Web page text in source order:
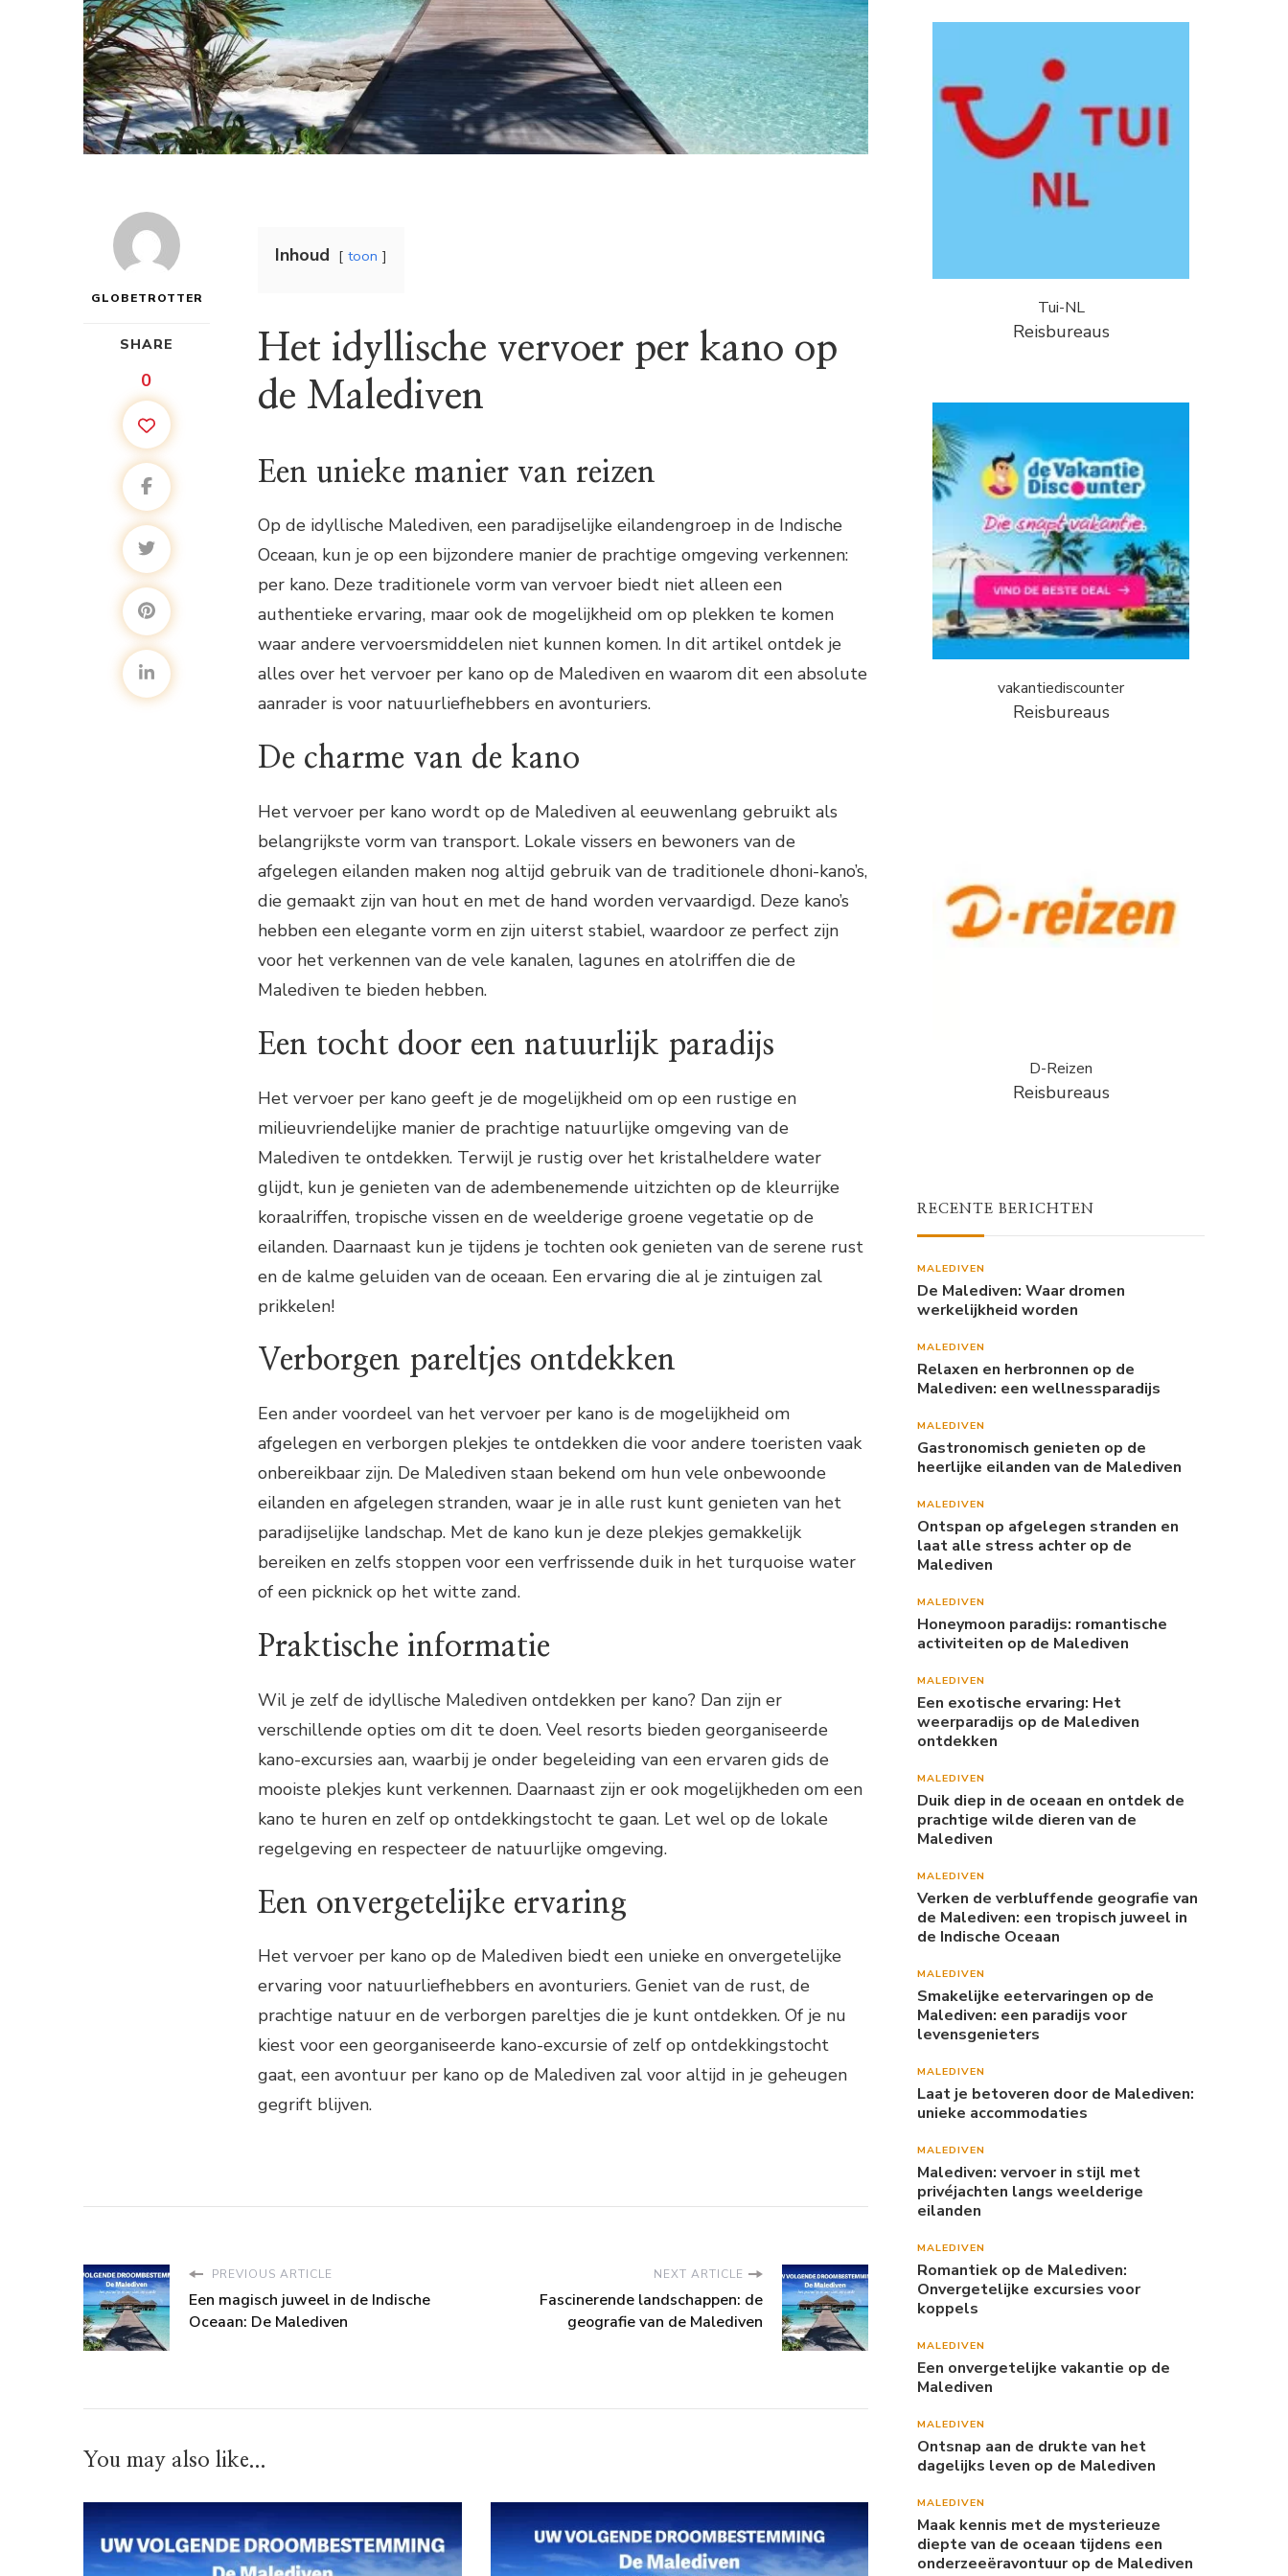
GLOBETROTTER
SHARE
0
Inhoud toon
Het idyllische vervoer per kano op
de Malediven
Een unieke manier van reizen
Op de idyllische Malediven, een paradijselijke eilandengroep in de Indische
Oceaan, kun je op een bijzondere manier de prachtige omgeving verkennen:
per kano. Deze traditionele vorm van vervoer biedt niet alleen een
authentieke ervaring, maar ook de mogelijkheid om op plekken te komen
waar andere vervoersmiddelen niet kunnen komen. In dit artikel ontdek je
alles over het vervoer per kano op de Malediven en waarom dit een absolute
aanrader is voor natuurliefhebbers en avonturiers.
De charme van de kano
Het vervoer per kano wordt op de Malediven al eeuwenlang gebruikt als
belangrijkste vorm van transport. Lokale vissers en bewoners van de
afgelegen eilanden maken nog altijd gebruik van de traditionele dhoni-kano’s,
die gemaakt zijn van hout en met de hand worden vervaardigd. Deze kano’s
hebben een elegante vorm en zijn uiterst stabiel, waardoor ze perfect zijn
voor het verkennen van de vele kanalen, lagunes en atolriffen die de
Malediven te bieden hebben.
Een tocht door een natuurlijk paradijs
Het vervoer per kano geeft je de mogelijkheid om op een rustige en
milieuvriendelijke manier de prachtige natuurlijke omgeving van de
Malediven te ontdekken. Terwijl je rustig over het kristalheldere water
glijdt, kun je genieten van de adembenemende uitzichten op de kleurrijke
koraalriffen, tropische vissen en de weelderige groene vegetatie op de
eilanden. Daarnaast kun je tijdens je tochten ook genieten van de serene rust
en de kalme geluiden van de oceaan. Een ervaring die al je zintuigen zal
prikkelen!
Verborgen pareltjes ontdekken
Een ander voordeel van het vervoer per kano is de mogelijkheid om
afgelegen en verborgen plekjes te ontdekken die voor andere toeristen vaak
onbereikbaar zijn. De Malediven staan bekend om hun vele onbewoonde
eilanden en afgelegen stranden, waar je in alle rust kunt genieten van het
paradijselijke landschap. Met de kano kun je deze plekjes gemakkelijk
bereiken en zelfs stoppen voor een verfrissende duik in het turquoise water
of een picknick op het witte zand.
Praktische informatie
Wil je zelf de idyllische Malediven ontdekken per kano? Dan zijn er
verschillende opties om dit te doen. Veel resorts bieden georganiseerde
kano-excursies aan, waarbij je onder begeleiding van een ervaren gids de
mooiste plekjes kunt verkennen. Daarnaast zijn er ook mogelijkheden om een
kano te huren en zelf op ontdekkingstocht te gaan. Let wel op de lokale
regelgeving en respecteer de natuurlijke omgeving.
Een onvergetelijke ervaring
Het vervoer per kano op de Malediven biedt een unieke en onvergetelijke
ervaring voor natuurliefhebbers en avonturiers. Geniet van de rust, de
prachtige natuur en de verborgen pareltjes die je kunt ontdekken. Of je nu
kiest voor een georganiseerde kano-excursie of zelf op ontdekkingstocht
gaat, een avontuur per kano op de Malediven zal voor altijd in je geheugen
gegrift blijven.
PREVIOUS ARTICLE
Een magisch juweel in de Indische
Oceaan: De Malediven
NEXT ARTICLE
Fascinerende landschappen: de
geografie van de Malediven
You may also like...
Tui-NL
Reisbureaus
vakantiediscounter
Reisbureaus
D-Reizen
Reisbureaus
RECENTE BERICHTEN
MALEDIVEN
De Malediven: Waar dromen
werkelijkheid worden
MALEDIVEN
Relaxen en herbronnen op de
Malediven: een wellnessparadijs
MALEDIVEN
Gastronomisch genieten op de
heerlijke eilanden van de Malediven
MALEDIVEN
Ontspan op afgelegen stranden en
laat alle stress achter op de
Malediven
MALEDIVEN
Honeymoon paradijs: romantische
activiteiten op de Malediven
MALEDIVEN
Een exotische ervaring: Het
weerparadijs op de Malediven
ontdekken
MALEDIVEN
Duik diep in de oceaan en ontdek de
prachtige wilde dieren van de
Malediven
MALEDIVEN
Verken de verbluffende geografie van
de Malediven: een tropisch juweel in
de Indische Oceaan
MALEDIVEN
Smakelijke eetervaringen op de
Malediven: een paradijs voor
levensgenieters
MALEDIVEN
Laat je betoveren door de Malediven:
unieke accommodaties
MALEDIVEN
Malediven: vervoer in stijl met
privéjachten langs weelderige
eilanden
MALEDIVEN
Romantiek op de Malediven:
Onvergetelijke excursies voor
koppels
MALEDIVEN
Een onvergetelijke vakantie op de
Malediven
MALEDIVEN
Ontsnap aan de drukte van het
dagelijks leven op de Malediven
MALEDIVEN
Maak kennis met de mysterieuze
diepte van de oceaan tijdens een
onderzeeëravontuur op de Malediven